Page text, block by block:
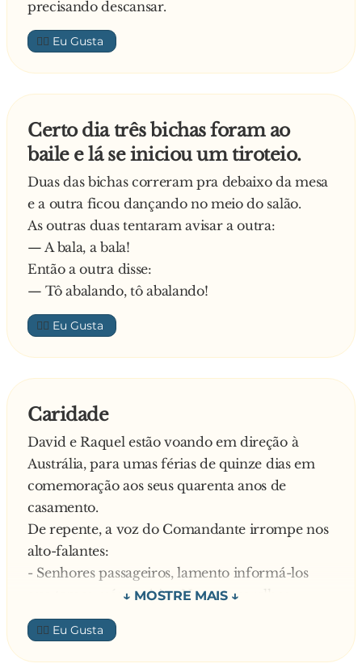
precisando descansar.
👍🏼
Certo dia três bichas foram ao
baile e lá se iniciou um tiroteio.
Duas das bichas correram pra debaixo da mesa
e a outra ficou dançando no meio do salão.
As outras duas tentaram avisar a outra:
— A bala, a bala!
Então a outra disse:
— Tô abalando, tô abalando!
👍🏼
Caridade
David e Raquel estão voando em direção à
Austrália, para umas férias de quinze dias em
comemoração aos seus quarenta anos de
casamento.
De repente, a voz do Comandante irrompe nos
alto-falantes:
- Senhores passageiros, lamento informá-los
que temos más notícias. Nossos aparelhos
pararam de funcionar, e tentaremos um pouso
de emergência.
Entre os passageiros, murmúrios, gritos,
👍🏼